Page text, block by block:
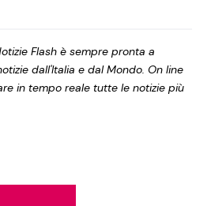
Flash è sempre pronta a
dall'Italia e dal Mondo. On line
in tempo reale tutte le notizie più